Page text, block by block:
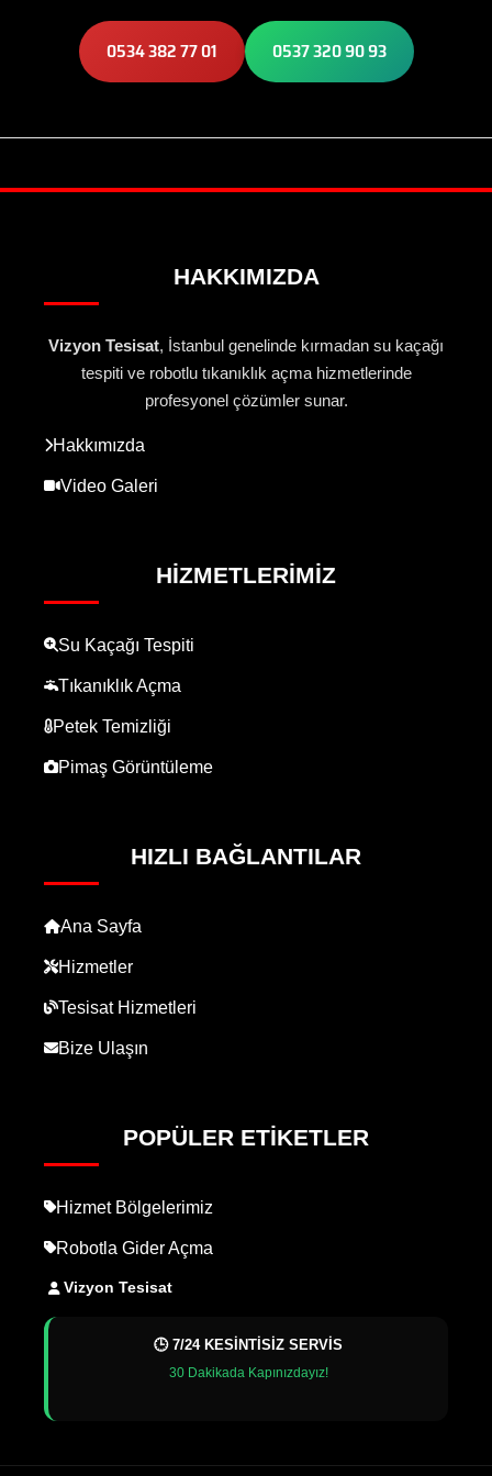
0534 382 77 01 0537 320 90 93
HAKKIMIZDA
Vizyon Tesisat, İstanbul genelinde kırmadan su kaçağı
tespiti ve robotlu tıkanıklık açma hizmetlerinde
profesyonel çözümler sunar.
Hakkımızda
Video Galeri
HIZMETLERIMIZ
Su Kaçağı Tespiti
Tıkanıklık Açma
Petek Temizliği
Pimaş Görüntüleme
HIZLI BAĞLANTILAR
Ana Sayfa
Hizmetler
Tesisat Hizmetleri
Bize Ulaşın
POPÜLER ETIKETLER
Hizmet Bölgelerimiz
Robotla Gider Açma
Vizyon Tesisat
🕒 7/24 KESİNTİSİZ SERVİS
30 Dakikada Kapınızdayız!